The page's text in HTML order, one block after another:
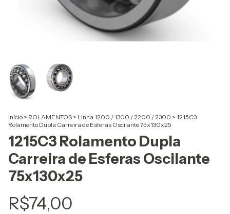
Início > ROLAMENTOS > Linha 1200 / 1300 / 2200 / 2300 > 1215C3
Rolamento Dupla Carreira de Esferas Oscilante 75x130x25
1215C3 Rolamento Dupla
Carreira de Esferas Oscilante
75x130x25
R$74,00